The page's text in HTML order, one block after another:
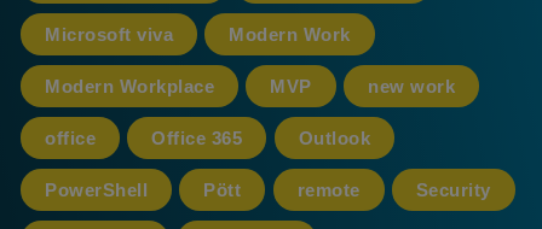
Microsoft viva Modern Work
Modern Workplace MVP new work
office Office 365 Outlook
PowerShell Pött remote Security